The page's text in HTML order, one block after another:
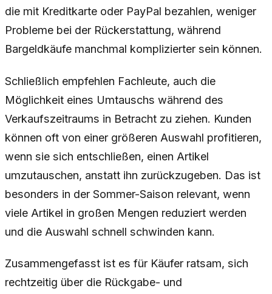
die mit Kreditkarte oder PayPal bezahlen, weniger
Probleme bei der Rückerstattung, während
Bargeldkäufe manchmal komplizierter sein können.
Schließlich empfehlen Fachleute, auch die
Möglichkeit eines Umtauschs während des
Verkaufszeitraums in Betracht zu ziehen. Kunden
können oft von einer größeren Auswahl profitieren,
wenn sie sich entschließen, einen Artikel
umzutauschen, anstatt ihn zurückzugeben. Das ist
besonders in der Sommer-Saison relevant, wenn
viele Artikel in großen Mengen reduziert werden
und die Auswahl schnell schwinden kann.
Zusammengefasst ist es für Käufer ratsam, sich
rechtzeitig über die Rückgabe- und